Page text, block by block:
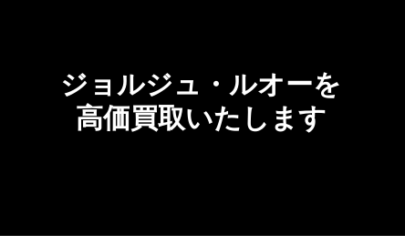
ジョルジュ・ルオーを
高価買取いたします